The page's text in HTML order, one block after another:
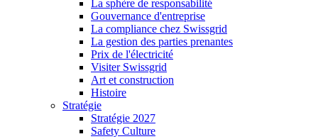
La sphère de responsabilité
Gouvernance d'entreprise
La compliance chez Swissgrid
La gestion des parties prenantes
Prix de l'électricité
Visiter Swissgrid
Art et construction
Histoire
Stratégie
Stratégie 2027
Safety Culture